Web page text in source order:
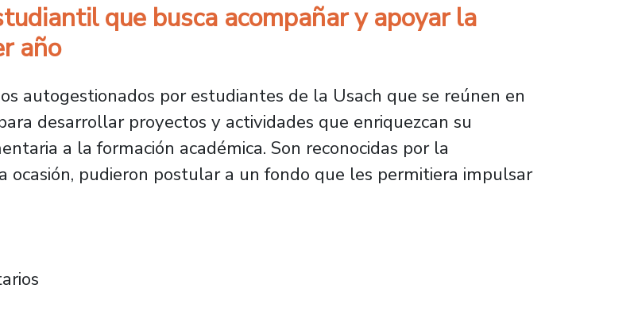
que busca acompañar y apoyar la
año
autogestionados por estudiantes de la Usach que se reúnen en
desarrollar proyectos y actividades que enriquezcan su
a la formación académica. Son reconocidas por la
pudieron postular a un fondo que les permitiera impulsar
estudiantil que busca acompañar y apoyar la inserción universitaria en primer